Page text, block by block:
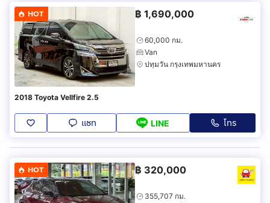
HOT ฿ 1,690,000
60,000 กม.
Van
ปทุมวัน กรุงเทพมหานคร
2018 Toyota Vellfire 2.5
แชท LINE โทร
HOT ฿ 320,000
355,707 กม.